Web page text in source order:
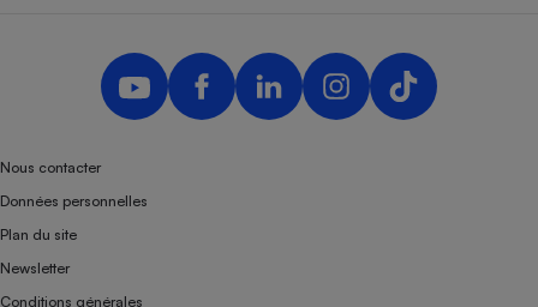
Nous contacter
Données personnelles
Plan du site
Newsletter
Conditions générales